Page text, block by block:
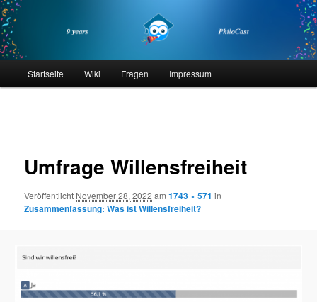
Zum
primären
Inhalt
springenphilocast
Startseite Wiki Fragen Impressum
Umfrage Willensfreiheit
Veröffentlicht November 28, 2022 am1743 × 571 in
Zusammenfassung: Was ist Willensfreiheit?